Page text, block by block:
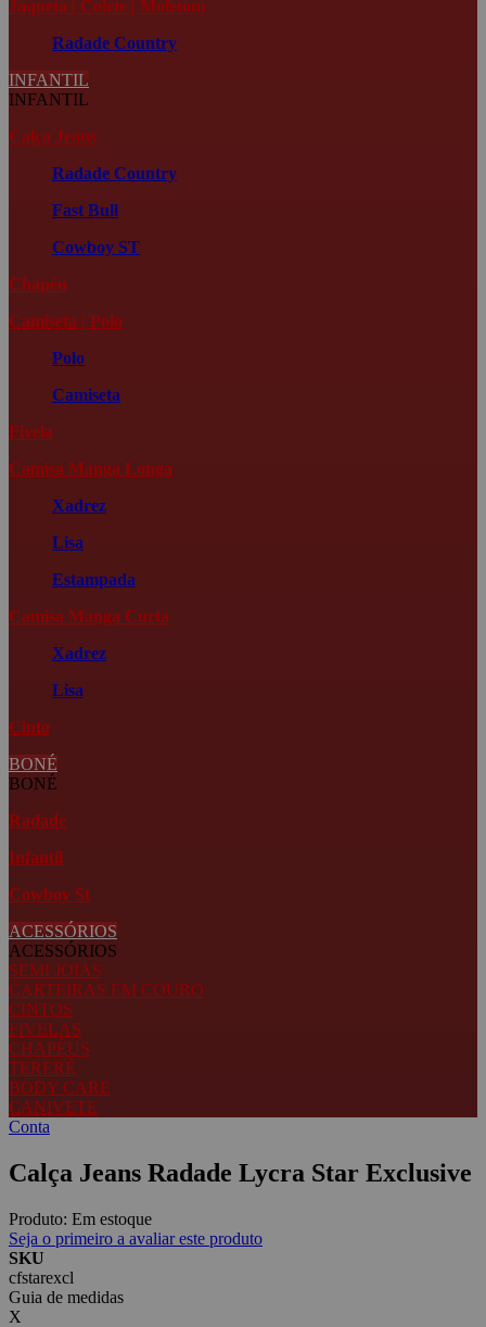
Jaqueta | Colete | Moletom
Radade Country
INFANTIL
INFANTIL
Calça Jeans
Radade Country
Fast Bull
Cowboy ST
Chapéu
Camiseta | Polo
Polo
Camiseta
Fivela
Camisa Manga Longa
Xadrez
Lisa
Estampada
Camisa Manga Curta
Xadrez
Lisa
Cinto
BONÉ
BONÉ
Radade
Infantil
Cowboy St
ACESSÓRIOS
ACESSÓRIOS
SEMI JOIAS
CARTEIRAS EM COURO
CINTOS
FIVELAS
CHAPÉUS
TERERÉ
BODY CARE
CANIVETE
Conta
Calça Jeans Radade Lycra Star Exclusive
Produto: Em estoque
Seja o primeiro a avaliar este produto
SKU
cfstarexcl
Guia de medidas
X